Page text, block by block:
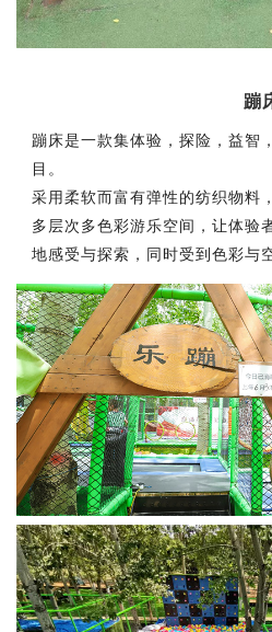
蹦
蹦床是一款集体验，探险，益智
目。
采用柔软而富有弹性的纺织物料
多层次多色彩游乐空间，让体验
地感受与探索，同时受到色彩与